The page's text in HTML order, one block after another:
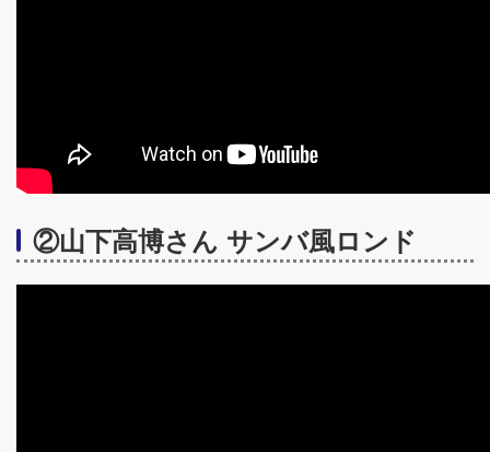
②山下高博さん サンバ風ロンド